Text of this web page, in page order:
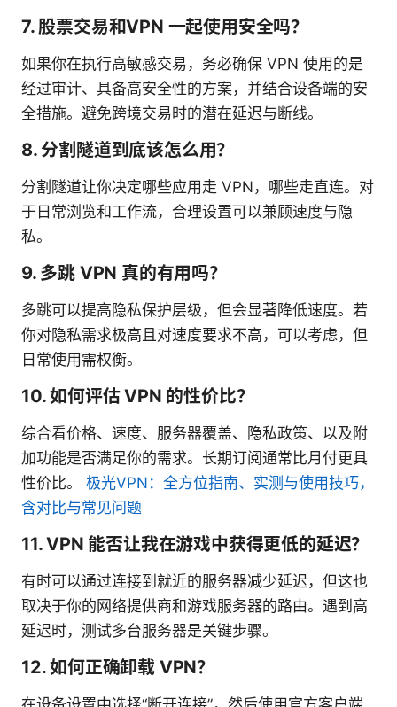
7. 股票交易和VPN 一起使用安全吗？
如果你在执行高敏感交易，务必确保 VPN 使用的是
经过审计、具备高安全性的方案，并结合设备端的安
全措施。避免跨境交易时的潜在延迟与断线。
8. 分割隧道到底该怎么用？
分割隧道让你决定哪些应用走 VPN，哪些走直连。对
于日常浏览和工作流，合理设置可以兼顾速度与隐
私。
9. 多跳 VPN 真的有用吗？
多跳可以提高隐私保护层级，但会显著降低速度。若
你对隐私需求极高且对速度要求不高，可以考虑，但
日常使用需权衡。
10. 如何评估 VPN 的性价比？
综合看价格、速度、服务器覆盖、隐私政策、以及附
加功能是否满足你的需求。长期订阅通常比月付更具
性价比。 极光VPN：全方位指南、实测与使用技巧，
含对比与常见问题
11. VPN 能否让我在游戏中获得更低的延迟？
有时可以通过连接到就近的服务器减少延迟，但这也
取决于你的网络提供商和游戏服务器的路由。遇到高
延迟时，测试多台服务器是关键步骤。
12. 如何正确卸载 VPN？